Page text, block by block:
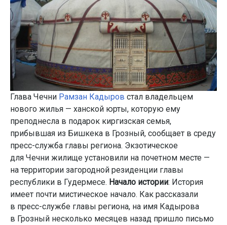
Глава Чечни Рамзан Кадыров стал владельцем
нового жилья — ханской юрты, которую ему
преподнесла в подарок киргизская семья,
прибывшая из Бишкека в Грозный, сообщает в среду
пресс-служба главы региона. Экзотическое
для Чечни жилище установили на почетном месте —
на территории загородной резиденции главы
республики в Гудермесе. Начало истории: История
имеет почти мистическое начало. Как рассказали
в пресс-службе главы региона, на имя Кадырова
в Грозный несколько месяцев назад пришло письмо